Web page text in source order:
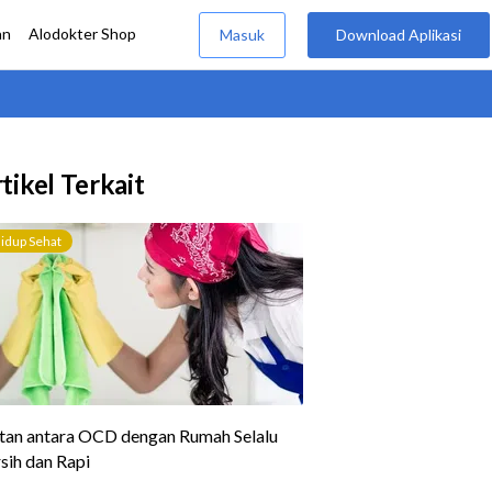
Terkait